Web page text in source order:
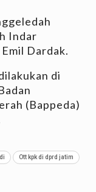
Indar
Dardak.
di
(Bappeda)
Ott kpk di dprd jatim